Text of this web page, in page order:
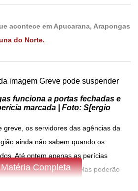
acontece em Apucarana, Arapongas
do Norte.
funciona a portas fechadas e
marcada | Foto: S[ergio
greve, os servidores das agências da
ainda não sabem quando os
Até ontem apenas as perícias
realizadas, mas até elas poderão
Completa